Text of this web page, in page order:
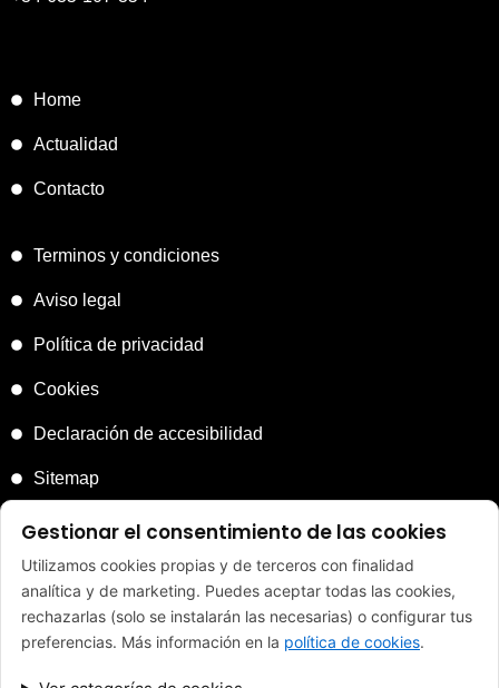
Home
Actualidad
Contacto
Terminos y condiciones
Aviso legal
Política de privacidad
Cookies
Declaración de accesibilidad
Sitemap
FINANCIADO POR LA UNIÓN EUROPEA CON EL PROGRAMA
KIT DIGITAL POR LOS FONDOS NEXT GENERATION (EU) DEL
MECANISMO DE RECUPERACIÓN Y RESILENCIA
Gestionar el consentimiento de las cookies
Utilizamos cookies propias y de terceros con finalidad
analítica y de marketing. Puedes aceptar todas las cookies,
rechazarlas (solo se instalarán las necesarias) o configurar tus
preferencias. Más información en la política de cookies.